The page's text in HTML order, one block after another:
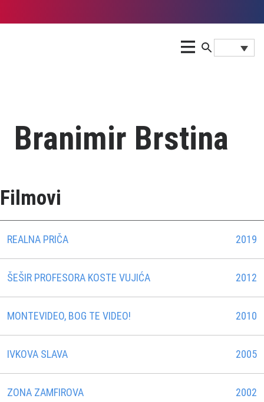
Branimir Brstina
Filmovi
REALNA PRIČA 2019
ŠEŠIR PROFESORA KOSTE VUJIĆA 2012
MONTEVIDEO, BOG TE VIDEO! 2010
IVKOVA SLAVA 2005
ZONA ZAMFIROVA 2002